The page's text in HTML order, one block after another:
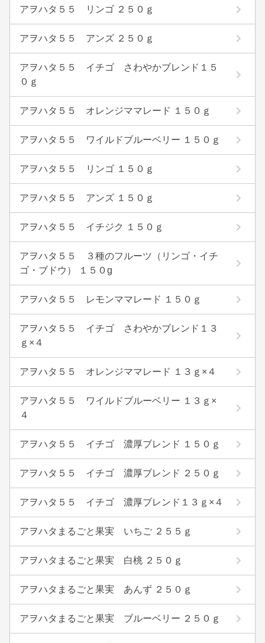
アヲハタ５５ リンゴ ２５０ｇ
アヲハタ５５ アンズ ２５０ｇ
アヲハタ５５ イチゴ さわやかブレンド１５
０ｇ
アヲハタ５５ オレンジママレード １５０ｇ
アヲハタ５５ ワイルドブルーベリー １５０ｇ
アヲハタ５５ リンゴ １５０ｇ
アヲハタ５５ アンズ １５０ｇ
アヲハタ５５ イチジク １５０ｇ
アヲハタ５５ ３種のフルーツ（リンゴ・イチ
ゴ・ブドウ） １５０g
アヲハタ５５ レモンママレード １５０ｇ
アヲハタ５５ イチゴ さわやかブレンド１３
ｇ×４
アヲハタ５５ オレンジママレード １３ｇ×４
アヲハタ５５ ワイルドブルーベリー １３ｇ×
４
アヲハタ５５ イチゴ 濃厚ブレンド １５０ｇ
アヲハタ５５ イチゴ 濃厚ブレンド ２５０ｇ
アヲハタ５５ イチゴ 濃厚ブレンド１３ｇ×４
アヲハタまるごと果実 いちご ２５５ｇ
アヲハタまるごと果実 白桃 ２５０ｇ
アヲハタまるごと果実 あんず ２５０ｇ
アヲハタまるごと果実 ブルーベリー ２５０ｇ